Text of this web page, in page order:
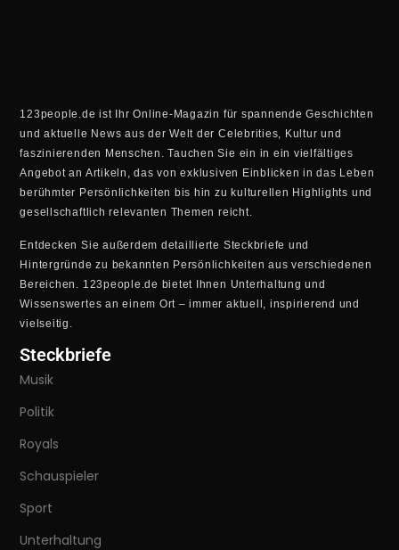
123people.de ist Ihr Online-Magazin für spannende Geschichten
und aktuelle News aus der Welt der Celebrities, Kultur und
faszinierenden Menschen. Tauchen Sie ein in ein vielfältiges
Angebot an Artikeln, das von exklusiven Einblicken in das Leben
berühmter Persönlichkeiten bis hin zu kulturellen Highlights und
gesellschaftlich relevanten Themen reicht.
Entdecken Sie außerdem detaillierte Steckbriefe und
Hintergründe zu bekannten Persönlichkeiten aus verschiedenen
Bereichen. 123people.de bietet Ihnen Unterhaltung und
Wissenswertes an einem Ort – immer aktuell, inspirierend und
vielseitig.
Steckbriefe
Musik
Politik
Royals
Schauspieler
Sport
Unterhaltung